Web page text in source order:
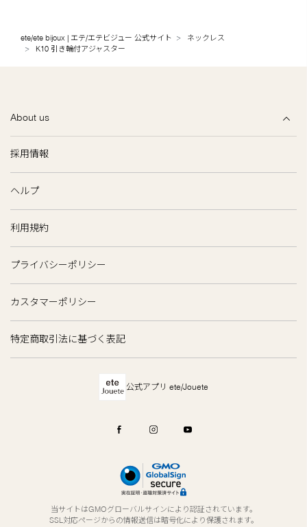
ete/ete bijoux | エテ/エテビジュー 公式サイト
ネックレス
K10 引き輪付アジャスター
About us
採用情報
ヘルプ
利用規約
プライバシーポリシー
カスタマーポリシー
特定商取引法に基づく表記
公式アプリ ete/Jouete
当サイトはGMOグローバルサインにより認証されています。
SSL対応ページからの情報送信は暗号化により保護されます。